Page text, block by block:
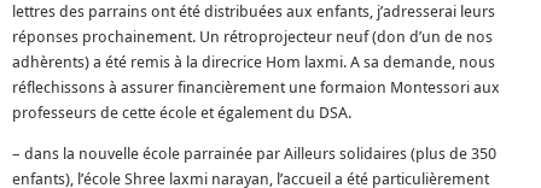
lettres des parrains ont été distribuées aux enfants, j’adresserai leurs
réponses prochainement. Un rétroprojecteur neuf (don d’un de nos
adhèrents) a été remis à la direcrice Hom laxmi. A sa demande, nous
réflechissons à assurer financièrement une formaion Montessori aux
professeurs de cette école et également du DSA.
– dans la nouvelle école parrainée par Ailleurs solidaires (plus de 350
enfants), l’école Shree laxmi narayan, l’accueil a été particulièrement